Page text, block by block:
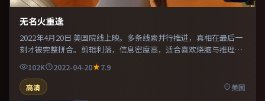
无名火重逢
2022年4月20日 美国院线上映。多条线索并行推进，真相在最后一
刻才被完整拼合。剪辑利落，信息密度高，适合喜欢烧脑与推理的
观众。片尾留白意味深长，值得二刷细品台词与构图。
102K 2022-04-20
7.9
高清
美国